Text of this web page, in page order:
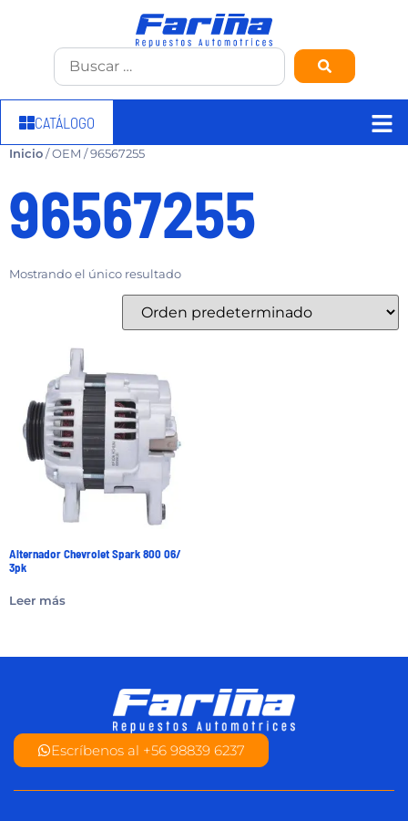
CATÁLOGO
Inicio/ OEM / 96567255
96567255
Mostrando el único resultado
Alternador Chevrolet Spark 800 06/
3pk
Leer más
Escríbenos al +56 98839 6237